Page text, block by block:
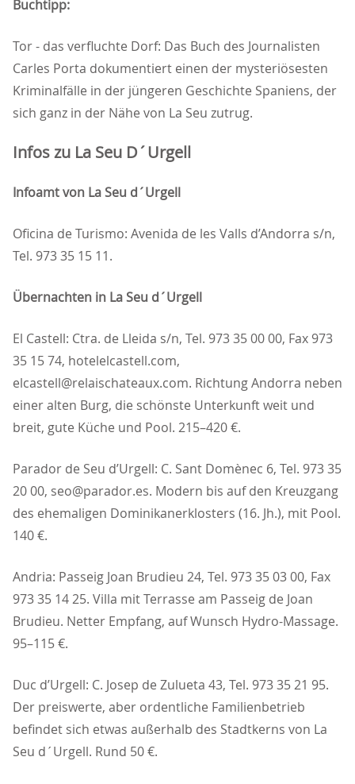
Buchtipp:
Tor - das verfluchte Dorf: Das Buch des Journalisten
Carles Porta dokumentiert einen der mysteriösesten
Kriminalfälle in der jüngeren Geschichte Spaniens, der
sich ganz in der Nähe von La Seu zutrug.
Infos zu La Seu D´Urgell
Infoamt von La Seu d´Urgell
Oficina de Turismo: Avenida de les Valls d’Andorra s/n,
Tel. 973 35 15 11.
Übernachten in La Seu d´Urgell
El Castell: Ctra. de Lleida s/n, Tel. 973 35 00 00, Fax 973
35 15 74, hotelelcastell.com,
elcastell@relaischateaux.com. Richtung Andorra neben
einer alten Burg, die schönste Unterkunft weit und
breit, gute Küche und Pool. 215–420 €.
Parador de Seu d’Urgell: C. Sant Domènec 6, Tel. 973 35
20 00, seo@parador.es. Modern bis auf den Kreuzgang
des ehemaligen Dominikanerklosters (16. Jh.), mit Pool.
140 €.
Andria: Passeig Joan Brudieu 24, Tel. 973 35 03 00, Fax
973 35 14 25. Villa mit Terrasse am Passeig de Joan
Brudieu. Netter Empfang, auf Wunsch Hydro-Massage.
95–115 €.
Duc d’Urgell: C. Josep de Zulueta 43, Tel. 973 35 21 95.
Der preiswerte, aber ordentliche Familienbetrieb
befindet sich etwas außerhalb des Stadtkerns von La
Seu d´Urgell. Rund 50 €.